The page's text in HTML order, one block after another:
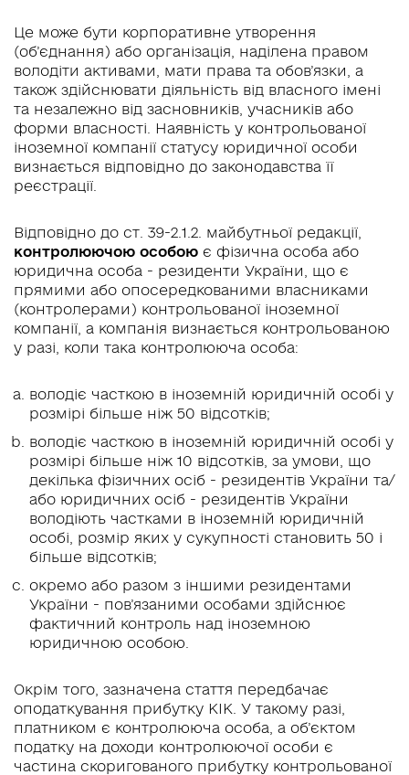
Це може бути корпоративне утворення
(об’єднання) або організація, наділена правом
володіти активами, мати права та обов’язки, а
також здійснювати діяльність від власного імені
та незалежно від засновників, учасників або
форми власності. Наявність у контрольованої
іноземної компанії статусу юридичної особи
визнається відповідно до законодавства її
реєстрації.
Відповідно до ст. 39-2.1.2. майбутньої редакції,
контролюючою особою є фізична особа або
юридична особа - резиденти України, що є
прямими або опосередкованими власниками
(контролерами) контрольованої іноземної
компанії, а компанія визнається контрольованою
у разі, коли така контролююча особа:
володіє часткою в іноземній юридичній особі у
розмірі більше ніж 50 відсотків;
володіє часткою в іноземній юридичній особі у
розмірі більше ніж 10 відсотків, за умови, що
декілька фізичних осіб - резидентів України та/
або юридичних осіб - резидентів України
володіють частками в іноземній юридичній
особі, розмір яких у сукупності становить 50 і
більше відсотків;
окремо або разом з іншими резидентами
України - пов’язаними особами здійснює
фактичний контроль над іноземною
юридичною особою.
Окрім того, зазначена стаття передбачає
оподаткування прибутку КІК. У такому разі,
платником є контролююча особа, а об’єктом
податку на доходи контролюючої особи є
частина скоригованого прибутку контрольованої